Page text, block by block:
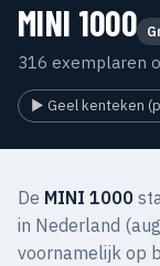
MINI 1000
316 exemplaren
▶ Geel kenteken
De MINI 1000
in Nederland
voornamelijk op